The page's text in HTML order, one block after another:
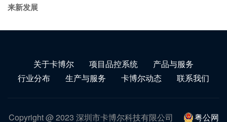
来新发展
关于卡博尔 项目品控系统
产品与服务
行业分布
生产与服务 卡博尔动态 联系我们
Copyright @ 2023 深圳市卡博尔科技有限公司 粤公网